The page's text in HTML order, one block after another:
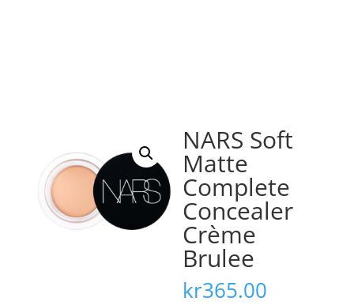
NARS Soft
Matte
Complete
Concealer
Crème
Brulee
kr365.00